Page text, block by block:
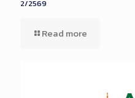
2/2569
Read more